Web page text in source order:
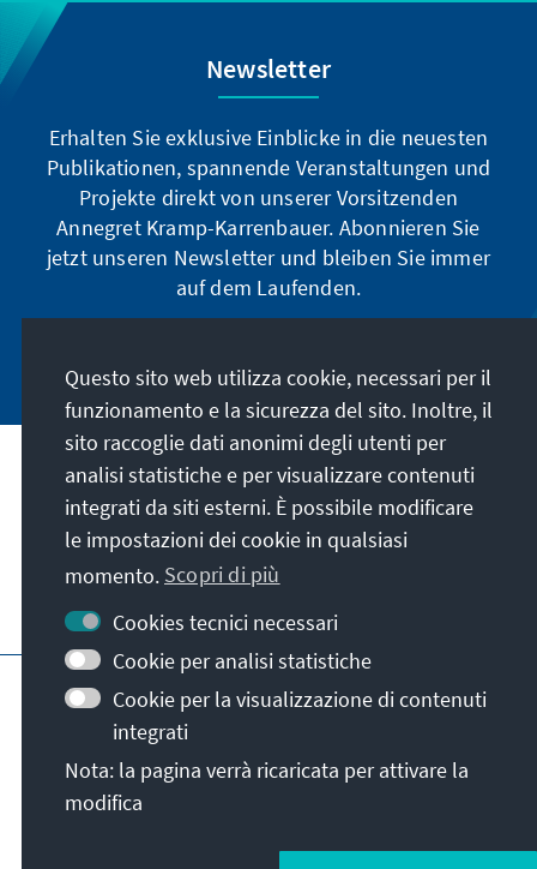
Newsletter
Erhalten Sie exklusive Einblicke in die neuesten
Publikationen, spannende Veranstaltungen und
Projekte direkt von unserer Vorsitzenden
Annegret Kramp-Karrenbauer. Abonnieren Sie
jetzt unseren Newsletter und bleiben Sie immer
auf dem Laufenden.
La nostra missione
Contatto
Altre offerte della fondazione
Colophon
Termini e condizioni
Erklärung zur Barrierefreiheit
Mappa del sito
© Konrad-Adenauer-Stiftung e.V. 2026
Questo sito web utilizza cookie, necessari per il
funzionamento e la sicurezza del sito. Inoltre, il
sito raccoglie dati anonimi degli utenti per
analisi statistiche e per visualizzare contenuti
integrati da siti esterni. È possibile modificare
le impostazioni dei cookie in qualsiasi
momento. Scopri di più
Cookies tecnici necessari
Cookie per analisi statistiche
Cookie per la visualizzazione di contenuti
integrati
Nota: la pagina verrà ricaricata per attivare la
modifica